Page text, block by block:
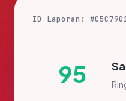
ID Laporan:
95